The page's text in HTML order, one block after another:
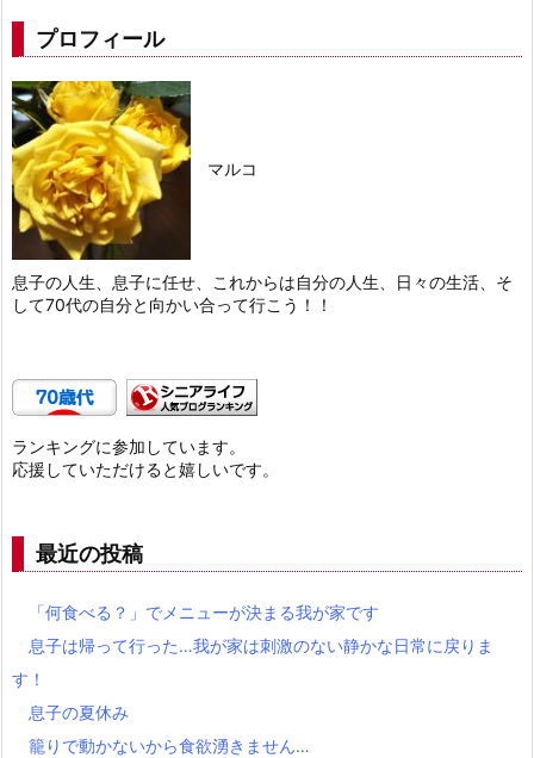
プロフィール
マルコ
息子の人生、息子に任せ、これからは自分の人生、日々の生活、そ
して70代の自分と向かい合って行こう！！
ランキングに参加しています。
応援していただけると嬉しいです。
最近の投稿
「何食べる？」でメニューが決まる我が家です
息子は帰って行った…我が家は刺激のない静かな日常に戻りま
す！
息子の夏休み
籠りで動かないから食欲湧きません…